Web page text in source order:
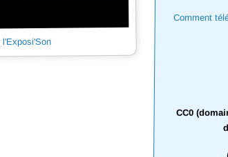
Comment
CC0
l'Exposi'Son